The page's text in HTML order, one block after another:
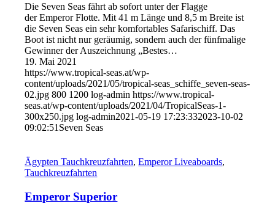
Die Seven Seas fährt ab sofort unter der Flagge
der Emperor Flotte. Mit 41 m Länge und 8,5 m Breite ist
die Seven Seas ein sehr komfortables Safarischiff. Das
Boot ist nicht nur geräumig, sondern auch der fünfmalige
Gewinner der Auszeichnung „Bestes…
19. Mai 2021
https://www.tropical-seas.at/wp-
content/uploads/2021/05/tropical-seas_schiffe_seven-seas-
02.jpg 800 1200 log-admin https://www.tropical-
seas.at/wp-content/uploads/2021/04/TropicalSeas-1-
300x250.jpg log-admin2021-05-19 17:23:332023-10-02
09:02:51 Seven Seas
Ägypten Tauchkreuzfahrten,Emperor Liveaboards,
Tauchkreuzfahrten
Emperor Superior